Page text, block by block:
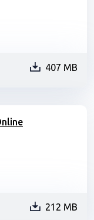
407 MB
212 MB